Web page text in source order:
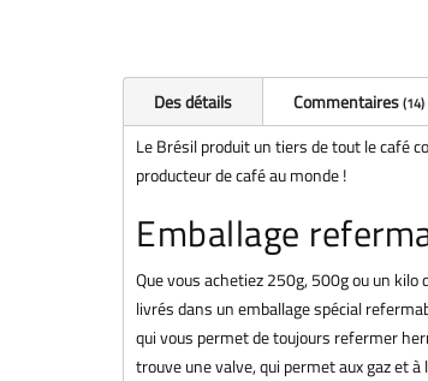
Des détails Commentaires 14
Le Brésil produit un tiers de tout le café
producteur de café au monde !
Emballage
Que vous achetiez 250g, 500g ou un kilo
livrés dans un emballage spécial
qui vous permet de toujours refermer
trouve une valve, qui permet aux gaz et